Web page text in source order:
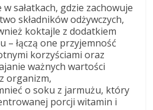
sałatkach, gdzie zachowuje
składników odżywczych,
koktajle z dodatkiem
– łączą one przyjemność
korzyściami oraz
ważnych wartości
organizm,
o soku z jarmużu, który
porcji witamin i